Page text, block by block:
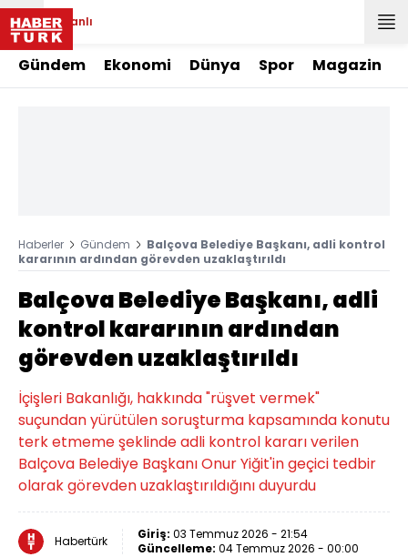
Canlı
Gündem Ekonomi Dünya Spor Magazin
Haberler Gündem
Balçova Belediye Başkanı, adli kontrol
kararının ardından görevden uzaklaştırıldı
Balçova Belediye Başkanı, adli
kontrol kararının ardından
görevden uzaklaştırıldı
İçişleri Bakanlığı, hakkında "rüşvet vermek"
suçundan yürütülen soruşturma kapsamında konutu
terk etmeme şeklinde adli kontrol kararı verilen
Balçova Belediye Başkanı Onur Yiğit'in geçici tedbir
olarak görevden uzaklaştırıldığını duyurdu
Habertürk Giriş: 03 Temmuz 2026 - 21:54
Güncelleme: 04 Temmuz 2026 - 00:00